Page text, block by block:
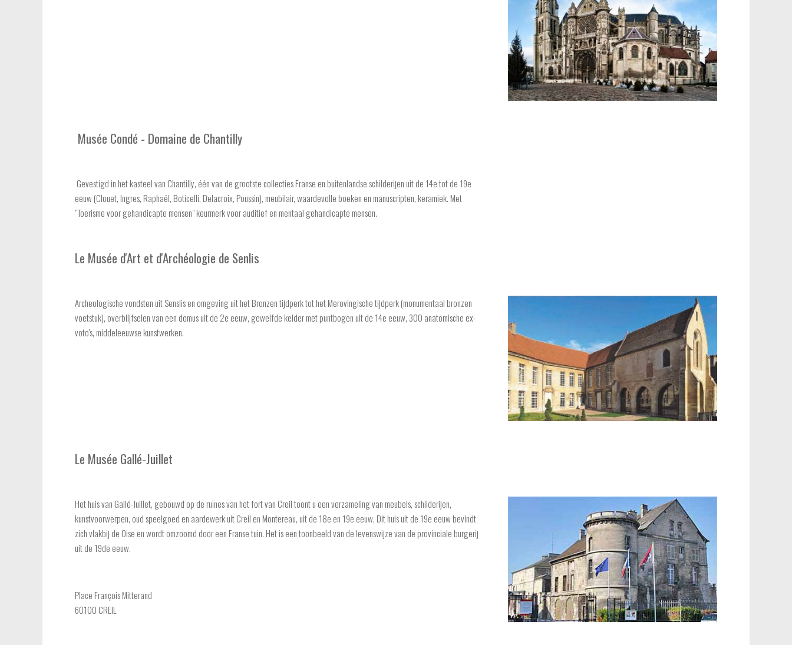
Musée Condé - Domaine de Chantilly
Gevestigd in het kasteel van Chantilly, één van de grootste collecties Franse en buitenlandse schilderijen uit de 14e tot de 19e
eeuw (Clouet, Ingres, Raphaël, Boticelli, Delacroix, Poussin), meubilair, waardevolle boeken en manuscripten, keramiek. Met
"Toerisme voor gehandicapte mensen" keurmerk voor auditief en mentaal gehandicapte mensen.
Le Musée d'Art et d'Archéologie de Senlis
Archeologische vondsten uit Senslis en omgeving uit het Bronzen tijdperk tot het Merovingische tijdperk (monumentaal bronzen
voetstuk), overblijfselen van een domus uit de 2e eeuw, gewelfde kelder met puntbogen uit de 14e eeuw, 300 anatomische ex-
voto's, middeleeuwse kunstwerken.
Le Musée Gallé-Juillet
Het huis van Gallé-Juillet, gebouwd op de ruïnes van het fort van Creil toont u een verzameling van meubels, schilderijen,
kunstvoorwerpen, oud speelgoed en aardewerk uit Creil en Montereau, uit de 18e en 19e eeuw, Dit huis uit de 19e eeuw bevindt
zich vlakbij de Oise en wordt omzoomd door een Franse tuin. Het is een toonbeeld van de levenswijze van de provinciale burgerij
uit de 19de eeuw.
Place François Mitterand
60100 CREIL